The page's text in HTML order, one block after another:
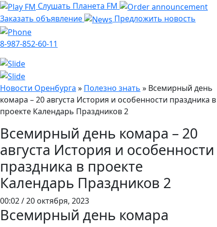
Слушать Планета FM
Заказать объявление
Предложить новость
8-987-852-60-11
Новости Оренбурга » Полезно знать » Всемирный день
комара – 20 августа История и особенности праздника в
проекте Календарь Праздников 2
Всемирный день комара – 20
августа История и особенности
праздника в проекте
Календарь Праздников 2
00:02 / 20 октября, 2023
Всемирный день комара